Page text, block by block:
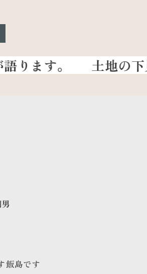
土地の下見｜
飯島です